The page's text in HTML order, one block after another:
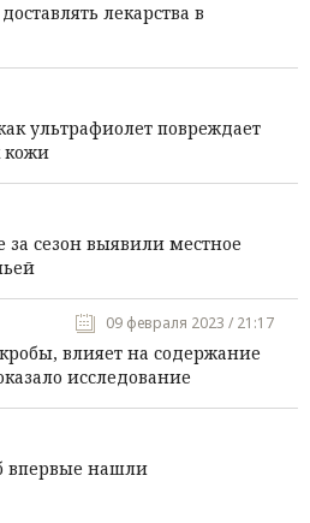
лекарства в
ультрафиолет повреждает
кожи
сезон выявили местное
09 февраля 2023 / 21:17
влияет на содержание
исследование
впервые нашли